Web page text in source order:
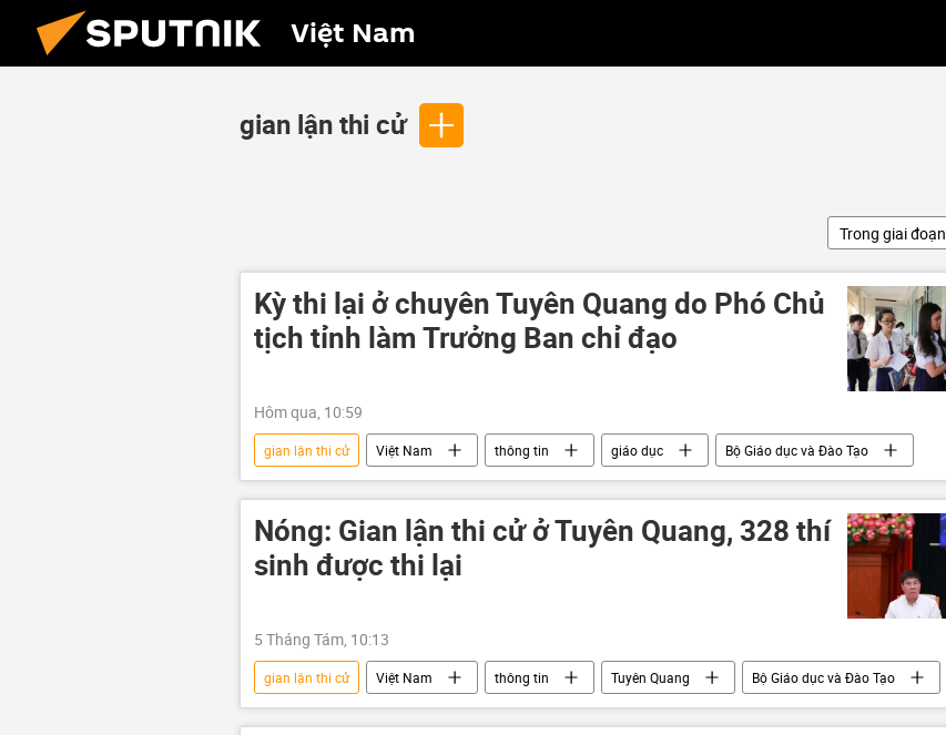
Việt Nam
gian lận thi cử
Trong giai đoạn
Kỳ thi lại ở chuyên Tuyên Quang do Phó Chủ
tịch tỉnh làm Trưởng Ban chỉ đạo
Hôm qua, 10:59
gian lận thi cử Việt Nam thông tin giáo dục
Bộ Giáo dục và Đào Tạo
học sinh
đề thi điểm thi Kỳ thi tốt nghiệp THPT tại Việt Nam thi cử
Nóng: Gian lận thi cử ở Tuyên Quang, 328 thí
sinh được thi lại
5 Tháng Tám, 10:13
gian lận thi cử Việt Nam thông tin Tuyên Quang
Bộ Giáo dục và Đào Tạo
giáo dục
Kỳ thi tốt nghiệp THPT tại Việt Nam điểm thi thi cử học sinh